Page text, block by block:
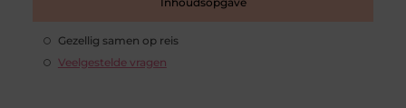
Gezellig samen op reis
Veelgestelde vragen